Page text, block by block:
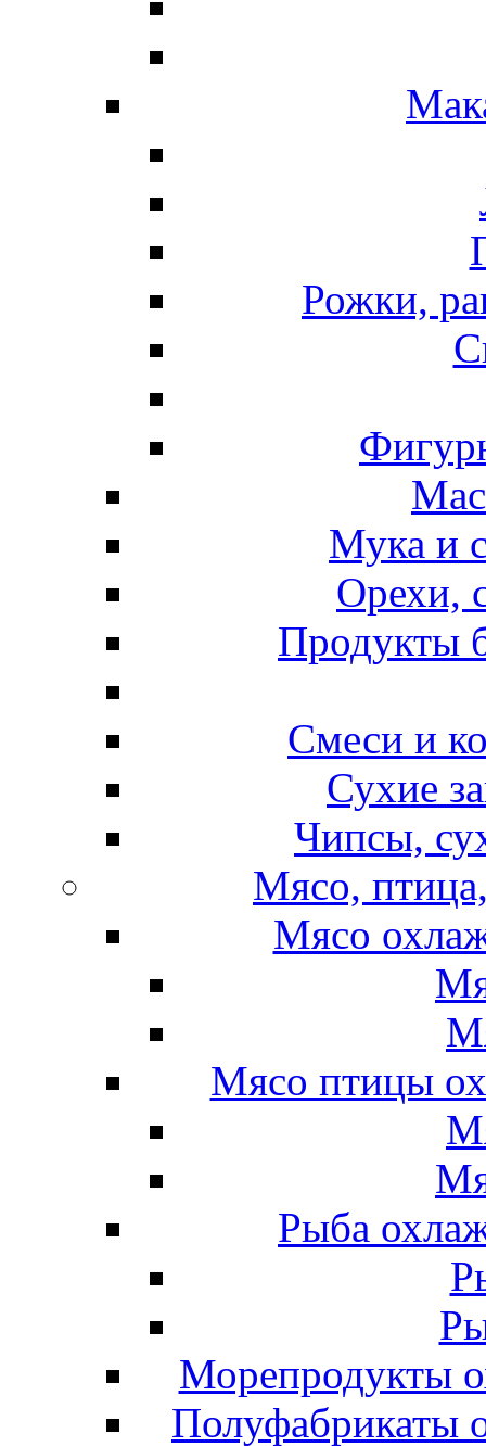
Рожки,
Мука и
Орехи,
Продукты
Смеси и
Сухие
Чипсы,
Мясо,
Мясо
Мясо птицы
Рыба
Морепродукты
Полуфабрикаты